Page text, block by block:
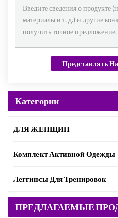
Представлять
Категории
ДЛЯ ЖЕНЩИН
Комплект Активной Одежды
Леггинсы Для Тренировок
ПРЕДЛАГАЕМЫЕ